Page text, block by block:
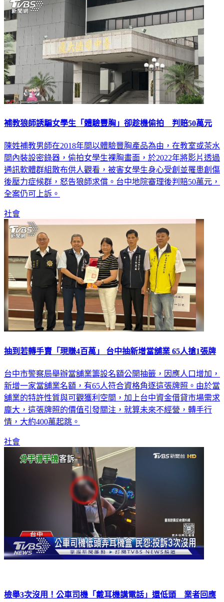
補教狼師誘騙女學生「體驗豐胸」卻趁機偷拍 判賠50萬元
陳姓補教男師在2018年間以體驗豐胸產品為由，在教室或茶水
間內裝設密錄器，偷拍女學生裸胸畫面，於2022年將影片透過
通訊軟體群組散布供人觀看，被害女學生身心受創並罹患創傷
後壓力症候群，怒告狼師求償。台中地院審理後判賠50萬元，
全案仍可上訴。
社會
抽到若轉手賣「現賺4百萬」 台中抽新增當舖業 65人搶1張牌
台中市警察局舉辦當舖業籌設名額公開抽籤，因應人口增加，
新增一家當舖業名額，有65人符合資格角逐這張牌照。由於當
舖業的特許性質與可觀獲利空間，加上台中資金借貸市場需求
龐大，這張牌照的價值引發關注，就算未來不經營，轉手行
情，大約400萬起跳。
社會
檢舉3次沒用！公車司機「戴耳機講電話」還低頭 業者回應